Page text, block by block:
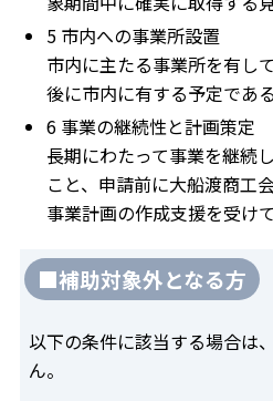
5 市内への事業所設置
市内に主たる事業所を有し
後に市内に有する予定であ
6 事業の継続性と計画策定
長期にわたって事業を継続
こと、申請前に大船渡商工
事業計画の作成支援を受け
■補助対象外となる方
以下の条件に該当する場合は
ん。